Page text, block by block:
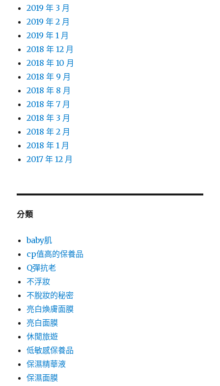
2019 年 3 月
2019 年 2 月
2019 年 1 月
2018 年 12 月
2018 年 10 月
2018 年 9 月
2018 年 8 月
2018 年 7 月
2018 年 3 月
2018 年 2 月
2018 年 1 月
2017 年 12 月
分類
baby肌
cp值高的保養品
Q彈抗老
不浮妝
不脫妝的秘密
亮白煥膚面膜
亮白面膜
休閒旅遊
低敏感保養品
保濕精華液
保濕面膜